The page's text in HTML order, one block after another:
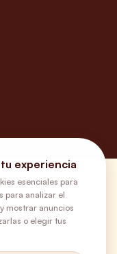
experiencia
esenciales para
para analizar el
mostrar anuncios
o elegir tus